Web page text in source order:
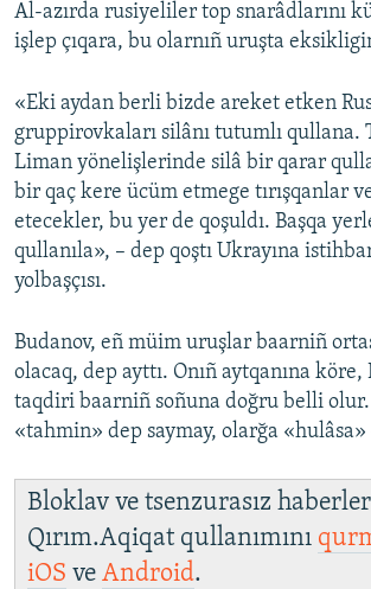
Al-azırda rusiyeliler top snarâdlarını
işlep çıqara, bu olarnıñ uruşta
«Eki aydan berli bizde areket etken
gruppirovkaları silânı tutumlı qullana.
Liman yönelişlerinde silâ bir qarar
bir qaç kere ücüm etmege tırışqanlar
etecekler, bu yer de qoşuldı. Başqa
qullanıla», – dep qoştı Ukrayına
yolbaşçısı.
Budanov, eñ müim uruşlar baarniñ
olacaq, dep ayttı. Onıñ aytqanına
taqdiri baarniñ soñuna doğru belli
«tahmin» dep saymay, olarğa «hulâsa»
Bloklav ve tsenzurasız
Qırım.Aqiqat qullanımını
iOS ve Android.